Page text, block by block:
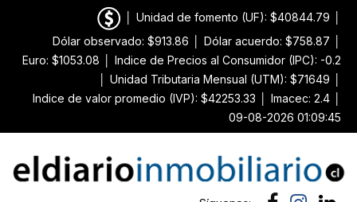
Unidad de fomento (UF): $40844.79
Dólar observado: $913.86
Dólar acuerdo: $758.87
Euro: $1053.08
Indice de Precios al Consumidor (IPC): -0.2
Unidad Tributaria Mensual (UTM): $71649
Indice de valor promedio (IVP): $42253.33
Imacec: 2.4
09-08-2026 01:09:45